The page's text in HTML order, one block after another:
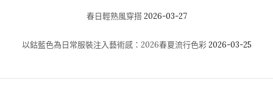
春日輕熟風穿搭 2026-03-27
以鈷藍色為日常服裝注入藝術感：2026春夏流行色彩 2026-03-25